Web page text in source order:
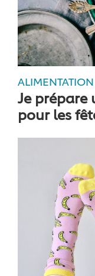
ALIMENTATION
Je prépare
pour les